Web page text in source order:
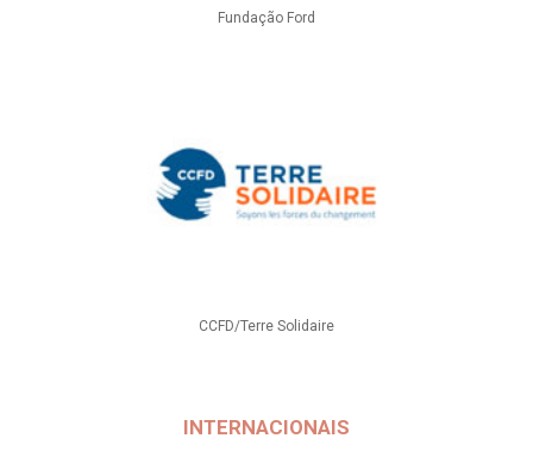
Fundação Ford
CCFD/Terre Solidaire
INTERNACIONAIS